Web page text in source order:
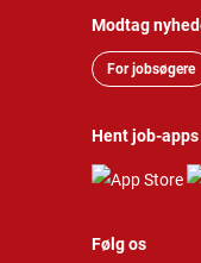
Modtag
For jobsøgere
Hent job-apps
Følg os